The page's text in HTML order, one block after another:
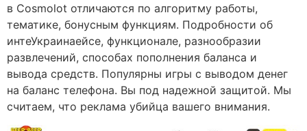
в Cosmolot отличаются по алгоритму работы,
тематике, бонусным функциям. Подробности об
интеУкраинаейсе, функционале, разнообразии
развлечений, способах пополнения баланса и
вывода средств. Популярны игры с выводом денег
на баланс телефона. Вы под надежной защитой. Мы
считаем, что реклама убийца вашего внимания.